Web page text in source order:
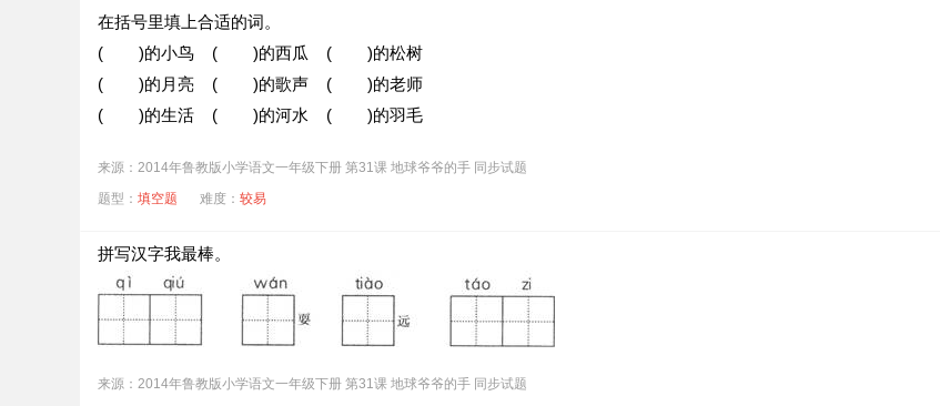
在括号里填上合适的词。
( )的小鸟 ( )的西瓜 ( )的松树
( )的月亮 ( )的歌声 ( )的老师
( )的生活 ( )的河水 ( )的羽毛
来源：2014年鲁教版小学语文一年级下册 第31课 地球爷爷的手 同步试题
题型： 填空题 难度： 较易
拼写汉字我最棒。
来源：2014年鲁教版小学语文一年级下册 第31课 地球爷爷的手 同步试题